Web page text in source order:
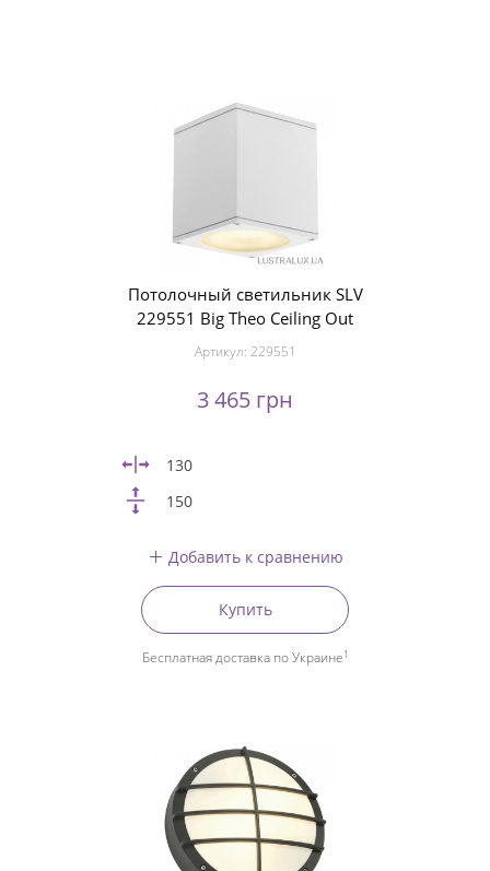
Потолочный светильник SLV
229551 Big Theo Ceiling Out
Артикул: 229551
3 465 грн
130
150
Добавить к сравнению
Купить
Бесплатная доставка по Украине1